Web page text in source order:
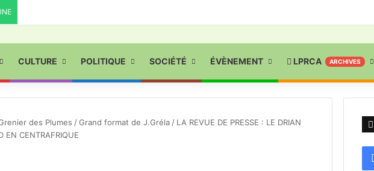
CULTURE POLITIQUE SOCIÉTÉ ÉVÈNEMENT LPRCA ARCHIVES
des Plumes /Grand format de J.Gréla / LA REVUE DE PRESSE : LE DRIAN
EN CENTRAFRIQUE